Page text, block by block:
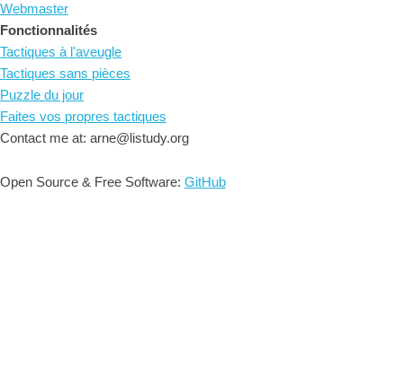
Webmaster
Fonctionnalités
Tactiques à l'aveugle
Tactiques sans pièces
Puzzle du jour
Faites vos propres tactiques
Contact me at: arne@listudy.org
Open Source & Free Software: GitHub